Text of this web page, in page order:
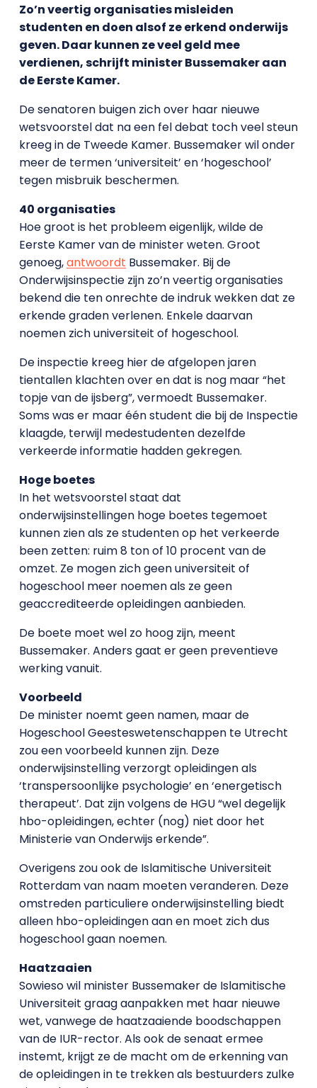
Zo’n veertig organisaties misleiden
studenten en doen alsof ze erkend onderwijs
geven. Daar kunnen ze veel geld mee
verdienen, schrijft minister Bussemaker aan
de Eerste Kamer.
De senatoren buigen zich over haar nieuwe
wetsvoorstel dat na een fel debat toch veel steun
kreeg in de Tweede Kamer. Bussemaker wil onder
meer de termen ‘universiteit’ en ‘hogeschool’
tegen misbruik beschermen.
40 organisaties
Hoe groot is het probleem eigenlijk, wilde de
Eerste Kamer van de minister weten. Groot
genoeg,antwoordt Bussemaker. Bij de
Onderwijsinspectie zijn zo’n veertig organisaties
bekend die ten onrechte de indruk wekken dat ze
erkende graden verlenen. Enkele daarvan
noemen zich universiteit of hogeschool.
De inspectie kreeg hier de afgelopen jaren
tientallen klachten over en dat is nog maar “het
topje van de ijsberg”, vermoedt Bussemaker.
Soms was er maar één student die bij de Inspectie
klaagde, terwijl medestudenten dezelfde
verkeerde informatie hadden gekregen.
Hoge boetes
In het wetsvoorstel staat dat
onderwijsinstellingen hoge boetes tegemoet
kunnen zien als ze studenten op het verkeerde
been zetten: ruim 8 ton of 10 procent van de
omzet. Ze mogen zich geen universiteit of
hogeschool meer noemen als ze geen
geaccrediteerde opleidingen aanbieden.
De boete moet wel zo hoog zijn, meent
Bussemaker. Anders gaat er geen preventieve
werking vanuit.
Voorbeeld
De minister noemt geen namen, maar de
Hogeschool Geesteswetenschappen te Utrecht
zou een voorbeeld kunnen zijn. Deze
onderwijsinstelling verzorgt opleidingen als
‘transpersoonlijke psychologie’ en ‘energetisch
therapeut’. Dat zijn volgens de HGU “wel degelijk
hbo-opleidingen, echter (nog) niet door het
Ministerie van Onderwijs erkende”.
Overigens zou ook de Islamitische Universiteit
Rotterdam van naam moeten veranderen. Deze
omstreden particuliere onderwijsinstelling biedt
alleen hbo-opleidingen aan en moet zich dus
hogeschool gaan noemen.
Haatzaaien
Sowieso wil minister Bussemaker de Islamitische
Universiteit graag aanpakken met haar nieuwe
wet, vanwege de haatzaaiende boodschappen
van de IUR-rector. Als ook de senaat ermee
instemt, krijgt ze de macht om de erkenning van
de opleidingen in te trekken als bestuurders zulke